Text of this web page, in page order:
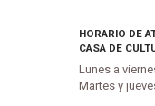
HORARIO DE
CASA DE
Lunes a
Martes y